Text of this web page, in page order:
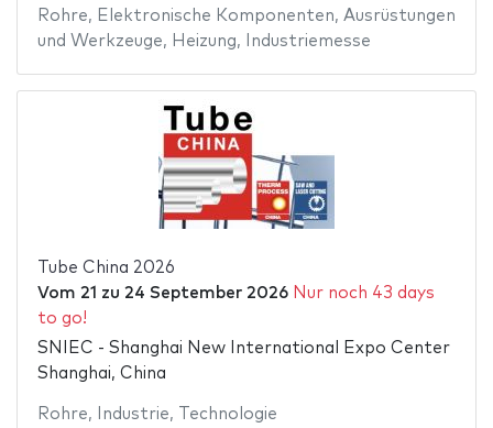
Rohre, Elektronische Komponenten, Ausrüstungen
und Werkzeuge, Heizung, Industriemesse
Tube China 2026
Vom 21 zu 24 September 2026 Nur noch 43 days
to go!
SNIEC - Shanghai New International Expo Center
Shanghai, China
Rohre, Industrie, Technologie